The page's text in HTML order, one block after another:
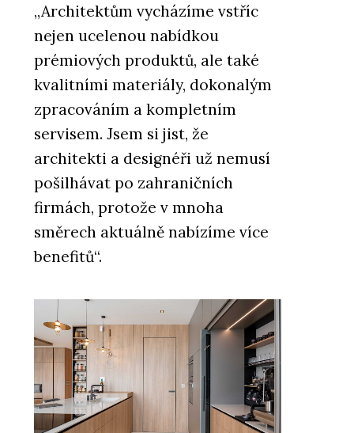
„Architektům vycházíme vstříc
nejen ucelenou nabídkou
prémiových produktů, ale také
kvalitními materiály, dokonalým
zpracováním a kompletním
servisem. Jsem si jist, že
architekti a designéři už nemusí
pošilhávat po zahraničních
firmách, protože v mnoha
směrech aktuálně nabízíme více
benefitů“.